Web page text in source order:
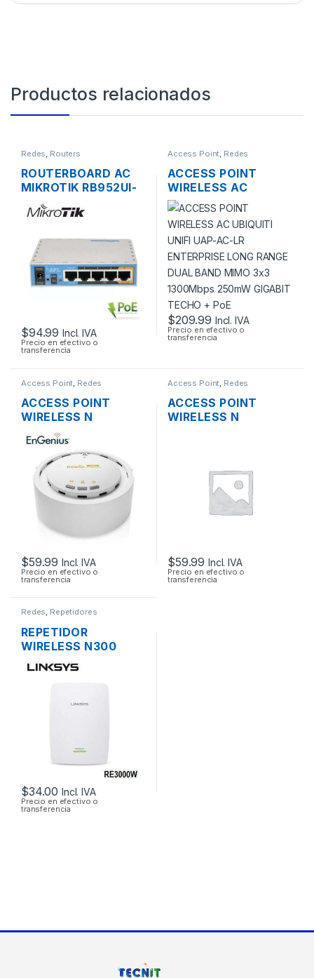
Productos relacionados
Redes, Routers
ROUTERBOARD AC
MIKROTIK RB952UI-
5AC2ND HAP AC
LITE DUAL BAND
USB OS L4
$94.99 Incl. IVA
Precio en efectivo o
transferencia
Access Point, Redes
ACCESS POINT
WIRELESS AC
UBIQUITI UNIFI UAP-
AC-LR ENTERPRISE
LONG RANGE DUAL
BAND MIMO 3×3
1300MBPS 250MW
GIGABIT TECHO +
POE
$209.99 Incl. IVA
Precio en efectivo o
transferencia
Access Point Redes
ACCESS POINT
WIRELESS N
ENGENIUS EAP300
2.4GHZ 300MBPS +
$59.99 Incl. IVA
Precio en efectivo o
transferencia
Access Point Redes
ACCESS POINT
WIRELESS N
DUAL BAND GIGABIT
SOPORTA POE
$59.99 Incl. IVA
Precio en efectivo o
transferencia
Redes, Repetidores
REPETIDOR
WIRELESS N300
LINKSYS RE3000W
DOS ANTENAS 1
10/1000MBPS
$34.00 Incl. IVA
Precio en efectivo o
transferencia